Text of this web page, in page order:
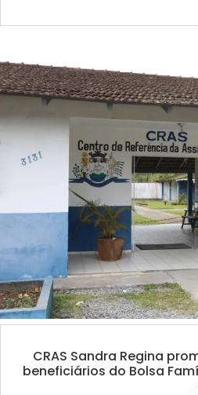
CRAS Sandra Regina
beneficiários do Bolsa